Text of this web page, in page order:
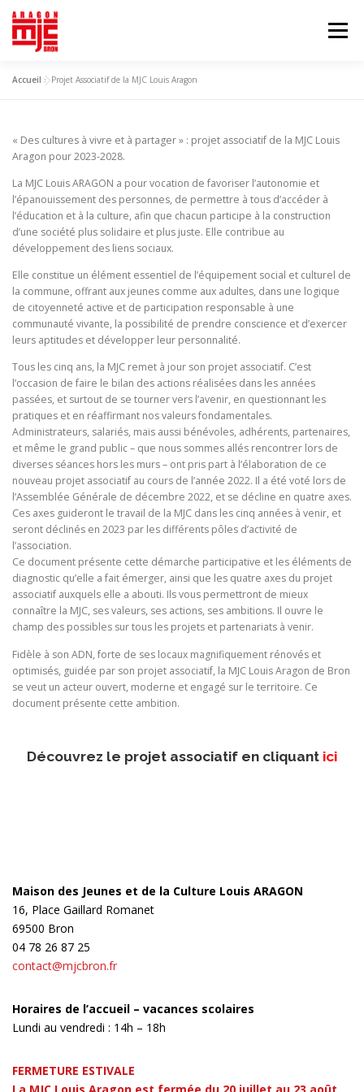
contenu
Menu
ÉCOLE DE MUSIQUE
Accueil »Projet Associatif de la MJC Louis Aragon
« Des cultures à vivre et à partager » : projet associatif de la MJC Louis
Aragon pour 2023-2028.
La MJC Louis ARAGON a pour vocation de favoriser l’autonomie et
l’épanouissement des personnes, de permettre à tous d’accéder à
l’éducation et à la culture, afin que chacun participe à la construction
d’une société plus solidaire et plus juste. Elle contribue au
développement des liens sociaux.
Elle constitue un élément essentiel de l’équipement social et culturel de
la commune, offrant aux jeunes comme aux adultes, dans une logique
de citoyenneté active et de participation responsable à une
communauté vivante, la possibilité de prendre conscience et d’exercer
leurs aptitudes et développer leur personnalité.
Tous les cinq ans, la MJC remet à jour son projet associatif. C’est
l’occasion de faire le bilan des actions réalisées dans les années
passées, et surtout de se tourner vers l’avenir, en questionnant les
pratiques et en réaffirmant nos valeurs fondamentales.
Administrateurs, salariés, mais aussi bénévoles, adhérents, partenaires,
et même le grand public – que nous sommes allés rencontrer lors de
diverses séances hors les murs – ont pris part à l’élaboration de ce
nouveau projet associatif au cours de l’année 2022. Il a été voté lors de
l’Assemblée Générale de décembre 2022, et se décline en quatre axes.
Ces axes guideront le travail de la MJC dans les cinq années à venir, et
seront déclinés en 2023 par les différents pôles d’activité de
l’association.
Ce document présente cette démarche participative et les éléments de
diagnostic qu’elle a fait émerger, ainsi que les quatre axes du projet
associatif auxquels elle a abouti. Ils vous permettront de mieux
connaître la MJC, ses valeurs, ses actions, ses ambitions. Il ouvre le
champ des possibles sur tous les projets et partenariats à venir.
Fidèle à son ADN, forte de ses locaux magnifiquement rénovés et
optimisés, guidée par son projet associatif, la MJC Louis Aragon de Bron
se veut un acteur ouvert, moderne et engagé sur le territoire. Ce
document présente cette ambition.
Découvrez le projet associatif en cliquant ici
Maison des Jeunes et de la Culture Louis ARAGON
16, Place Gaillard Romanet
69500 Bron
04 78 26 87 25
contact@mjcbron.fr
Horaires de l’accueil – vacances scolaires
Lundi au vendredi : 14h – 18h
FERMETURE ESTIVALE